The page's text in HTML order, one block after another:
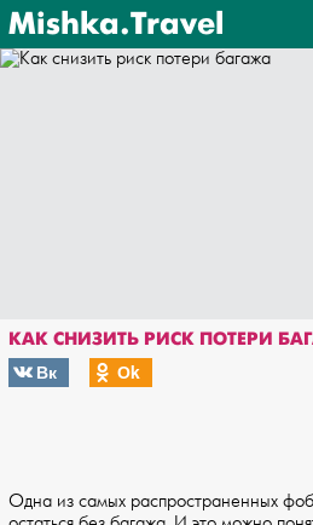
Mishka.Travel
КАК СНИЗИТЬ РИСК ПОТЕРИ
Вк
Оk
Одна из самых распространенных